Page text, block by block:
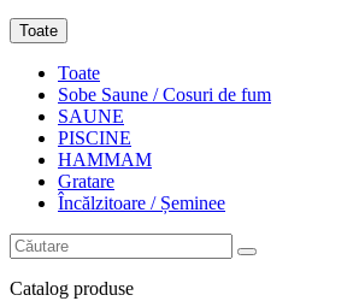
Toate
Toate
Sobe Saune / Cosuri de fum
SAUNE
PISCINE
HAMMAM
Gratare
Încălzitoare / Șeminee
Catalog produse